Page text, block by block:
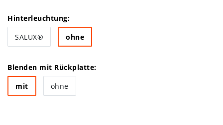
Hinterleuchtung:
SALUX®
ohne
Blenden mit Rückplatte:
mit
ohne